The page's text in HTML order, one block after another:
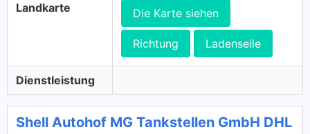
Landkarte Die Karte siehen
Richtung Ladenseile
Dienstleistung
Shell Autohof MG Tankstellen GmbH DHL